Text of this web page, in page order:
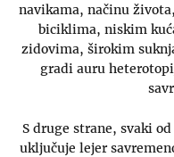
navikama, načinu
biciklima, niskim
zidovima, širokim
gradi auru
S druge strane, svaki
uključuje lejer